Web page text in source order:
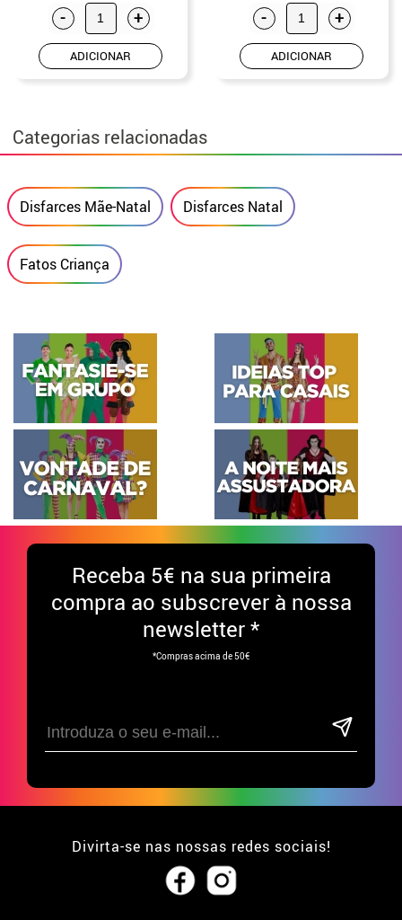
- +
ADICIONAR
- +
ADICIONAR
Categorias relacionadas
Disfarces Mãe-Natal Disfarces Natal
Fatos Criança
Receba 5€ na sua primeira
compra ao subscrever à nossa
newsletter *
*Compras acima de 50€
Divirta-se nas nossas redes sociais!